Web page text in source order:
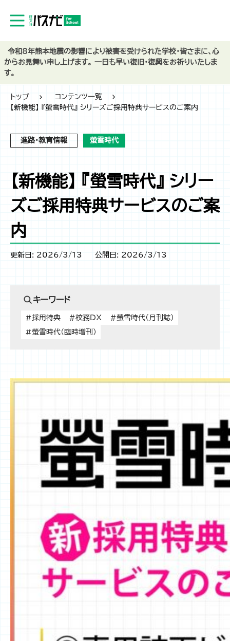
トップ
コンテンツ一覧
【新機能】 『螢雪時代』 シリーズご採用特典サービスのご案内
進路・教育情報 螢雪時代
【新機能】 『螢雪時代』 シリー
ズご採用特典サービスのご案
内
更新日: 2026/3/13 公開日: 2026/3/13
キーワード
#採用特典 #校務DX
#螢雪時代（月刊誌）
#螢雪時代（臨時増刊）
令和8年熊本地震の影響により被害を受けられた学校・皆さまに、心
からお見舞い申し上げます。 一日も早い復旧・復興をお祈りいたしま
す。